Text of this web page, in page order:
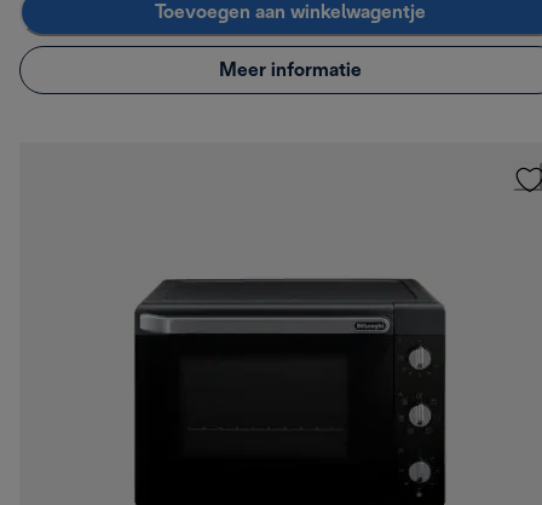
Toevoegen aan winkelwagentje
Meer informatie